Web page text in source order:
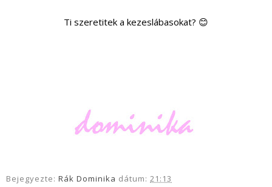
Ti szeretitek a kezeslábasokat? 😊
Bejegyezte: Rák Dominika dátum: 21:13